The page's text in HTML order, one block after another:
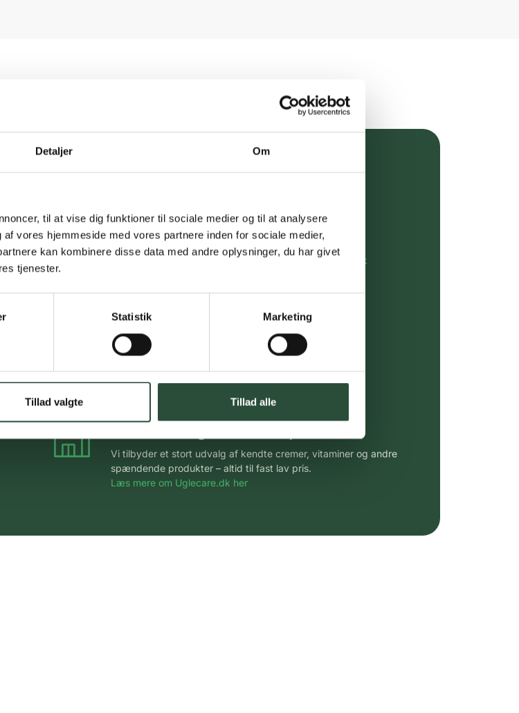
Detaljer Om
til at vise dig funktioner til sociale medier og til at analysere
vores hjemmeside med vores partnere inden for sociale medier,
kan kombinere disse data med andre oplysninger, du har givet
tjenester.
Statistik Marketing
Tillad valgte Tillad alle
Gratis fragt over 349 kr.
Personlig rådgivning
Få hjælp til din webordre på: kundeservice@uglecare.dk
Hurtigt leveringen via GLS, og DAO
Faste lave priser*
Stort udvalg af kendte produkter
Vi tilbyder et stort udvalg af kendte cremer, vitaminer og andre
spændende produkter – altid til fast lav pris.
Læs mere om Uglecare.dk her